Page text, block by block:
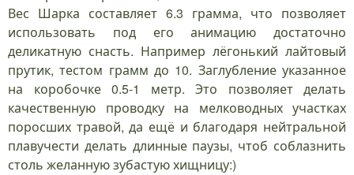
Вес Шарка составляет 6.3 грамма, что позволяет
использовать под его анимацию достаточно
деликатную снасть. Например лёгонький лайтовый
прутик, тестом грамм до 10. Заглубление указанное
на коробочке 0.5-1 метр. Это позволяет делать
качественную проводку на мелководных участках
поросших травой, да ещё и благодаря нейтральной
плавучести делать длинные паузы, чтоб соблазнить
столь желанную зубастую хищницу:)